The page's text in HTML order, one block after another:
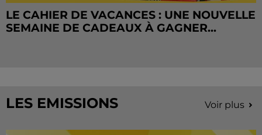
LE CAHIER DE VACANCES : UNE NOUVELLE
SEMAINE DE CADEAUX À GAGNER...
LES EMISSIONS Voir plus